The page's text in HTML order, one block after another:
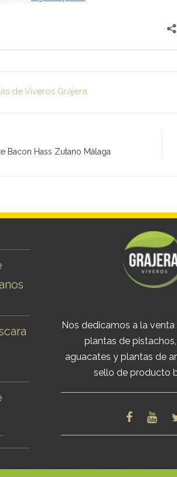
de Viveros Grajera
Bacon Hass Zutano Málaga
Nos dedicamos a la
plantas de
aguacates y plantas de
sello de producto